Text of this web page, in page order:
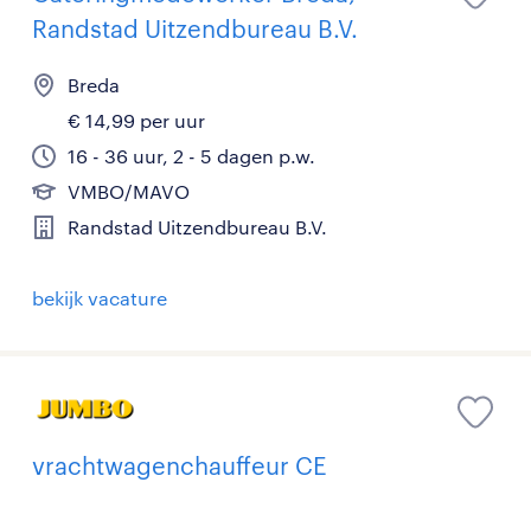
Randstad Uitzendbureau B.V.
Breda
€ 14,99 per uur
16 - 36 uur, 2 - 5 dagen p.w.
VMBO/MAVO
Randstad Uitzendbureau B.V.
bekijk vacature
vrachtwagenchauffeur CE